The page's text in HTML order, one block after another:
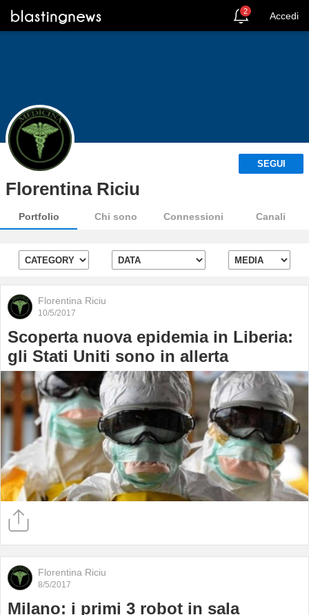
2 Accedi
SEGUI
Florentina Riciu
Portfolio Chi sono Connessioni Canali
Florentina Riciu
10/5/2017
Scoperta nuova epidemia in Liberia:
gli Stati Uniti sono in allerta
Florentina Riciu
8/5/2017
Milano: i primi 3 robot in sala